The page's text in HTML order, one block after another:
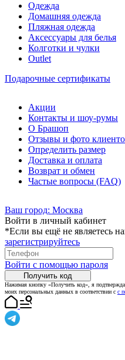
Одежда
Домашняя одежда
Пляжная одежда
Аксессуары для белья
Колготки и чулки
Outlet
Подарочные сертификаты
Акции
Контакты и шоу-румы
О Брашоп
Отзывы и фото
Определить размер
Доставка и оплата
Возврат и обмен
Частые вопросы (FAQ)
Ваш город: Москва
Войти в личный кабинет
*Если вы ещё не являетесь
зарегистрируйтесь
Войти с помощью пароля
Получить код
Нажимая кнопку «Получить код», я
моих персональных данных в соответствии с с